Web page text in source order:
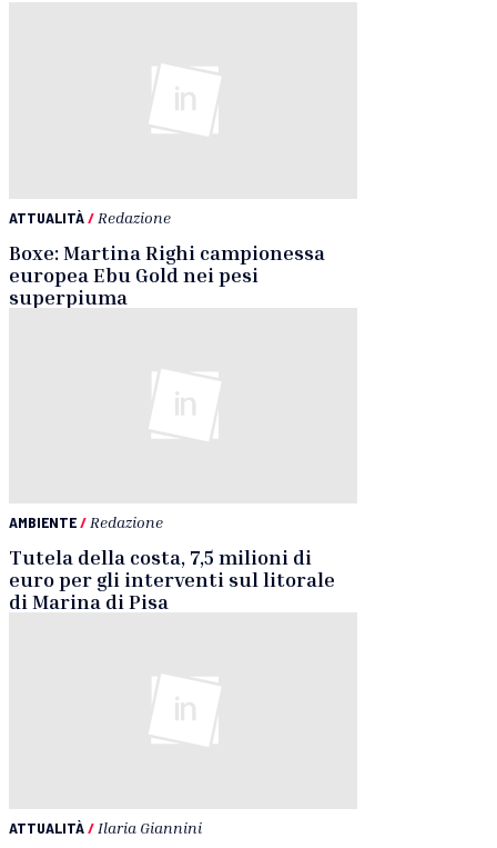
ATTUALITÀ/ Redazione
Boxe: Martina Righi campionessa
europea Ebu Gold nei pesi
superpiuma
AMBIENTE/ Redazione
Tutela della costa, 7,5 milioni di
euro per gli interventi sul litorale
di Marina di Pisa
ATTUALITÀ/ Ilaria Giannini